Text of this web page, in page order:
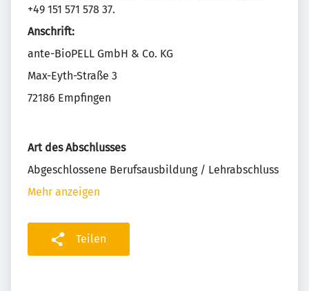
+49 151 571 578 37.
Anschrift:
ante-BioPELL GmbH & Co. KG
Max-Eyth-Straße 3
72186 Empfingen
Art des Abschlusses
Abgeschlossene Berufsausbildung / Lehrabschluss
Mehr anzeigen
Teilen